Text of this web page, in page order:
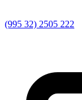
(995 32) 2505 222